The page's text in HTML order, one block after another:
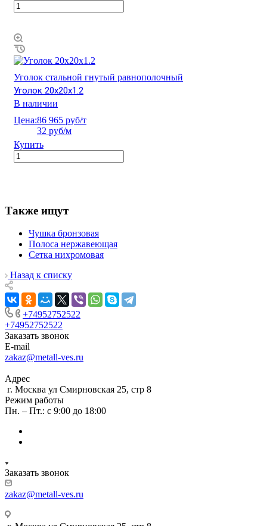
Уголок стальной гнутый равнополочный
Уголок 20х20х1.2
В наличии
Цена:86 965 руб/т
32 руб/м
Купить
Также ищут
Чушка бронзовая
Полоса нержавеющая
Сетка нихромовая
Назад к списку
+74952752522
+74952752522
Заказать звонок
E-mail
zakaz@metall-ves.ru
Адрес
г. Москва ул Смирновская 25, стр 8
Режим работы
Пн. – Пт.: с 9:00 до 18:00
Заказать звонок
zakaz@metall-ves.ru